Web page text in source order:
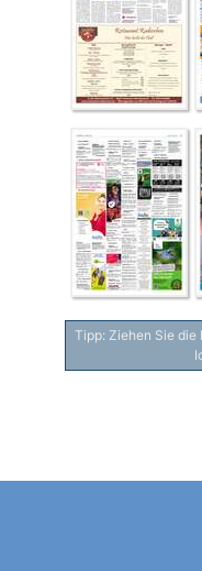
Tipp: Ziehen Sie